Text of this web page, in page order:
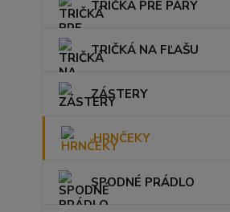
TRIČKÁ PRE PÁRY
TRIČKÁ NA FĽAŠU
ZÁSTERY
HRNČEKY
SPODNÉ PRÁDLO